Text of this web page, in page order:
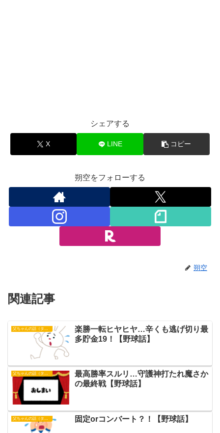
シェアする
X LINE コピー
朔空をフォローする
朔空
関連記事
楽勝一転ヒヤヒヤ…辛くも逃げ切り最
多貯金19！【野球話】
父ちゃんの話（タイガース）
最高勝率スルリ…守護神打たれ魔さか
の最終戦【野球話】
父ちゃんの話（タイガース） 固定orコンバート？！【野球話】